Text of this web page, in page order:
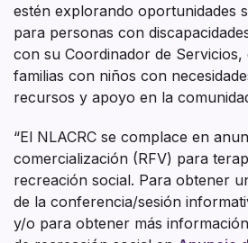
estén explorando oportunidades
para personas con
con su Coordinador de Servicios,
familias con niños con
recursos y apoyo en la
“El NLACRC se complace en
comercialización (RFV) para
recreación social. Para obtener
de la conferencia/sesión
y/o para obtener más